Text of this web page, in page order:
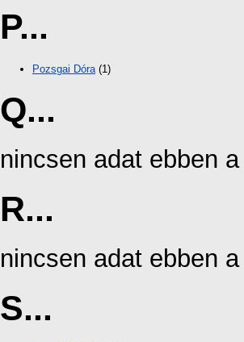
P...
Pozsgai Dóra (1)
Q...
nincsen adat ebben
R...
nincsen adat ebben
S...